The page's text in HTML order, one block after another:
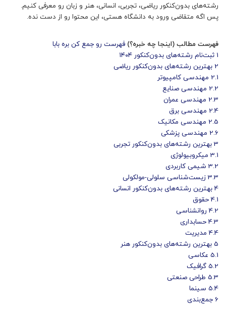
رشته‌های بدون‌کنکور ریاضی، تجربی، انسانی، هنر و زبان رو معرفی کنیم.
پس اگه متقاضی ورود به دانشگاه هستی، این محتوا رو از دست نده.
فهرست مطالب (اینجا چه خبره؟) فهرست رو جمع کن بره بابا
1 ثبت‌نام رشته‌های بدون‌کنکور ۱۴۰۴
2 بهترین رشته‌های بدون‌کنکور ریاضی
2.1 مهندسی کامپیوتر
2.2 مهندسی صنایع
2.3 مهندسی عمران
2.4 مهندسی برق
2.5 مهندسی مکانیک
2.6 مهندسی پزشکی
3 بهترین رشته‌های بدون‌کنکور تجربی
3.1 میکروبیولوژی
3.2 شیمی کاربردی
3.3 زیست‌شناسی سلولی-مولکولی
4 بهترین رشته‌های بدون‌کنکور انسانی
4.1 حقوق
4.2 روانشناسی
4.3 حسابداری
4.4 مدیریت
5 بهترین رشته‌های بدون‌کنکور هنر
5.1 عکاسی
5.2 گرافیک
5.3 طراحی صنعتی
5.4 سینما
6 جمع‌بندی